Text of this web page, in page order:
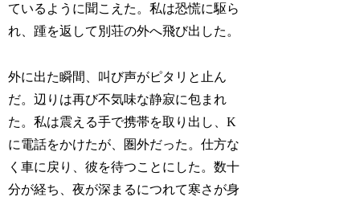
ているように聞こえた。私は恐慌に駆ら
れ、踵を返して別荘の外へ飛び出した。
外に出た瞬間、叫び声がピタリと止ん
だ。辺りは再び不気味な静寂に包まれ
た。私は震える手で携帯を取り出し、K
に電話をかけたが、圏外だった。仕方な
く車に戻り、彼を待つことにした。数十
分が経ち、夜が深まるにつれて寒さが身